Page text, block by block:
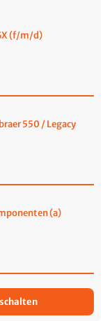
(f/m/d)
550 / Legacy
(a)